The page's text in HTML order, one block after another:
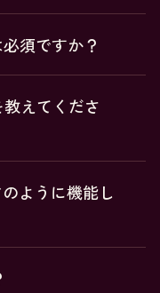
須ですか？
えてくださ
ように機能し